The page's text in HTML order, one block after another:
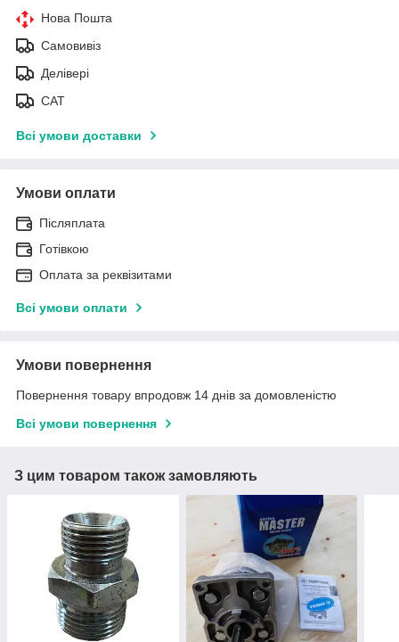
Нова Пошта
Самовивіз
Делівері
САТ
Всі умови доставки
Умови оплати
Післяплата
Готівкою
Оплата за реквізитами
Всі умови оплати
Умови повернення
Повернення товару впродовж 14 днів за домовленістю
Всі умови повернення
З цим товаром також замовляють